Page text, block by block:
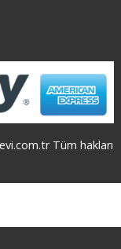
Tüm hakları